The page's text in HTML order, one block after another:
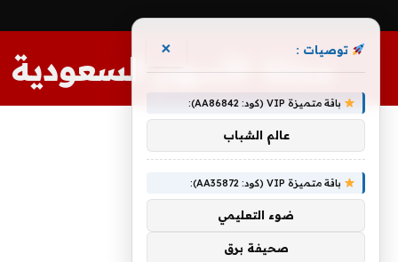
مجلة الأسهم السعودية
توصيات : ×
باقة متميزة VIP (كود: AA86842):
عالم الشباب
باقة متميزة VIP (كود: AA35872):
ضوء التعليمي
صحيفة برق